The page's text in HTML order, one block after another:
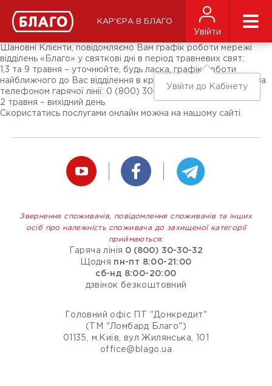
КАР'ЄРА В БЛАГО
Увійти
Увійти до Кабінету
СМИ о нас
Подписчикам соц-сетей
Ярмарки
Шановні Клієнти, повідомляємо Вам графік роботи мережі
відділень «Благо» у святкові дні в період травневих свят:
1,3 та 9 травня – уточнюйте, будь ласка, графік роботи
найближчого до Вас відділення в кредитного експерта або за
телефоном гарячої лінії: 0 (800) 30-30-32
2 травня – вихідний день
Скористатись послугами онлайн можна на нашому сайті.
Звернення споживачів, повідомлення споживачів та інших
осіб про належність споживача до захищеної категорії
приймаються:
Гаряча лінія 0 (800) 30-30-32
Щодня пн-пт 8:00-21:00
сб-нд 8:00-20:00
дзвінок безкоштовний
Головний офіс ПТ "Донкредит"
(ТМ "Ломбард Благо")
01135, м.Київ, вул Жилянська, 101
office@blago.ua